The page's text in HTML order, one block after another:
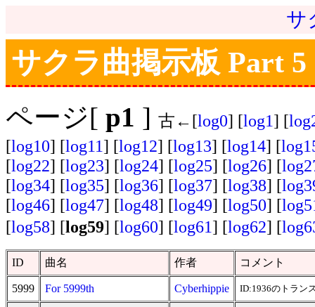
サ
サクラ曲掲示板 Part 5
ページ[ p1 ] 古←[log0] [log1] [
[log10] [log11] [log12] [log13] [log14] [
[log22] [log23] [log24] [log25] [log26] [
[log34] [log35] [log36] [log37] [log38] [
[log46] [log47] [log48] [log49] [log50] [
[log58] [log59] [log60] [log61] [log62] [
ID 曲名 作者 コメント
5999 For 5999th Cyberhippie ID:1936のトラン